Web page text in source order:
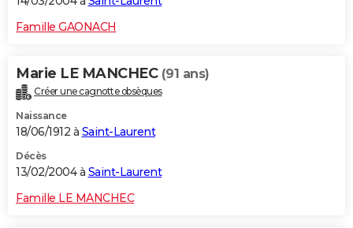
Famille GAONACH
Marie LE MANCHEC (91 ans)
Créer une cagnotte obsèques
Naissance
18/06/1912 à Saint-Laurent
Décès
13/02/2004 à Saint-Laurent
Famille LE MANCHEC